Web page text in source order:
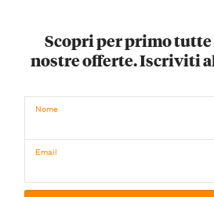
Scopri per primo tutte
nostre offerte. Iscriviti
Nome
Email